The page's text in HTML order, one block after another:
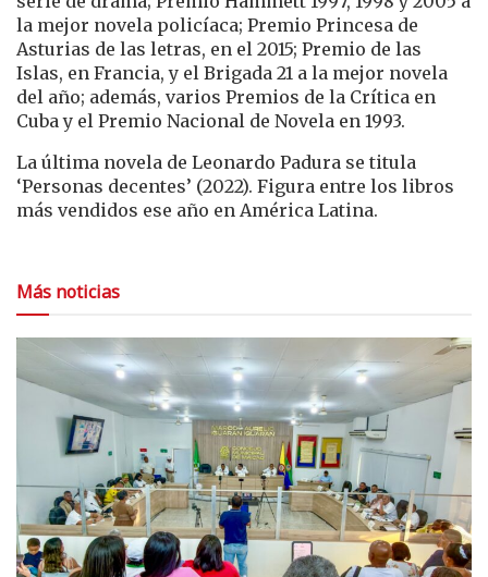
la mejor novela policíaca; Premio Princesa de
Asturias de las letras, en el 2015; Premio de las
Islas, en Francia, y el Brigada 21 a la mejor novela
del año; además, varios Premios de la Crítica en
Cuba y el Premio Nacional de Novela en 1993.
La última novela de Leonardo Padura se titula
‘Personas decentes’ (2022). Figura entre los libros
más vendidos ese año en América Latina.
Más noticias